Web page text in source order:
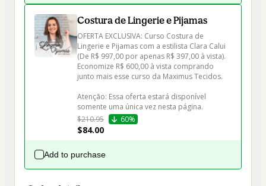
Costura de Lingerie e Pijamas
OFERTA EXCLUSIVA: Curso Costura de
Lingerie e Pijamas com a estilista Clara Calui
(De R$ 997,00 por apenas R$ 397,00 à vista).
Economize R$ 600,00 à vista comprando
junto mais esse curso da Maximus Tecidos.
Atenção: Essa oferta estará disponível
somente uma única vez nesta página.
$210.95
60%
$84.00
Add to purchase